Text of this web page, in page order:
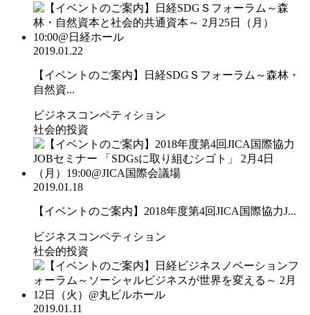
2019.01.22
【イベントのご案内】日経SDGＳフォーラム～森林・
自然資...
ビジネスコンペティション
社会的投資
2019.01.18
【イベントのご案内】2018年度第4回JICA国際協力J...
ビジネスコンペティション
社会的投資
2019.01.11